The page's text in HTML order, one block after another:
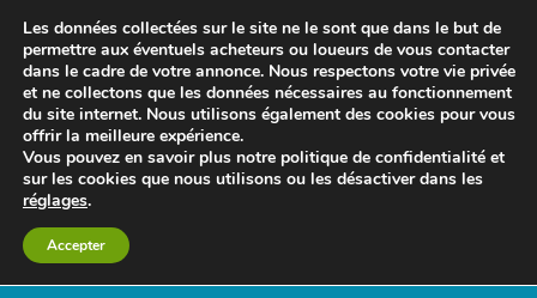
Les données collectées sur le site ne le sont que dans le but de
permettre aux éventuels acheteurs ou loueurs de vous contacter
dans le cadre de votre annonce. Nous respectons votre vie privée
et ne collectons que les données nécessaires au fonctionnement
du site internet. Nous utilisons également des cookies pour vous
offrir la meilleure expérience.
Vous pouvez en savoir plus notre politique de confidentialité et
sur les cookies que nous utilisons ou les désactiver dans les
réglages.
Accepter